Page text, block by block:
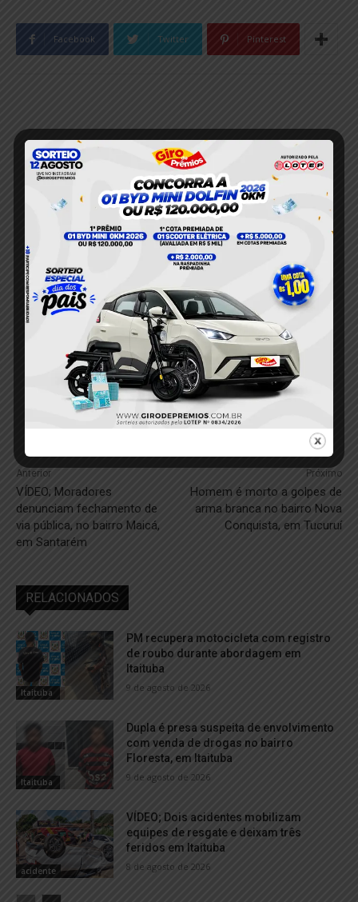
Facebook Twitter Pinterest
Anterior
VÍDEO; Moradores
denunciam fechamento de
via pública, no bairro Maicá,
em Santarém
Próximo
Homem é morto a golpes de
arma branca no bairro Nova
Conquista, em Tucuruí
RELACIONADOS
Itaituba
PM recupera motocicleta com registro
de roubo durante abordagem em
Itaituba
9 de agosto de 2026
Itaituba
Dupla é presa suspeita de envolvimento
com venda de drogas no bairro
Floresta, em Itaituba
9 de agosto de 2026
acidente
VÍDEO; Dois acidentes mobilizam
equipes de resgate e deixam três
feridos em Itaituba
8 de agosto de 2026